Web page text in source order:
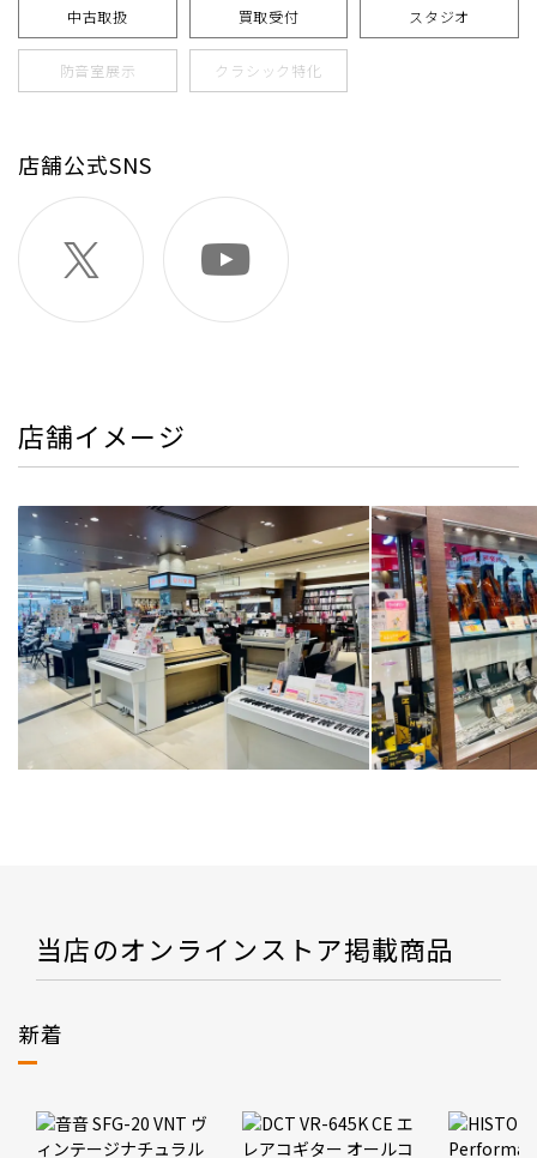
中古取扱 買取受付 スタジオ
防音室展示 クラシック特化
店舗公式SNS
店舗イメージ
当店のオンラインストア掲載商品
新着